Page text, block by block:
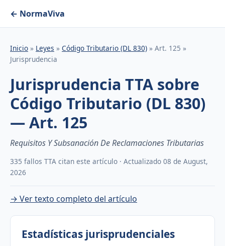
← NormaViva
Inicio » Leyes » Código Tributario (DL 830) » Art. 125 »
Jurisprudencia
Jurisprudencia TTA sobre
Código Tributario (DL 830)
— Art. 125
Requisitos Y Subsanación De Reclamaciones Tributarias
335 fallos TTA citan este artículo · Actualizado 08 de August,
2026
→ Ver texto completo del artículo
Estadísticas jurisprudenciales